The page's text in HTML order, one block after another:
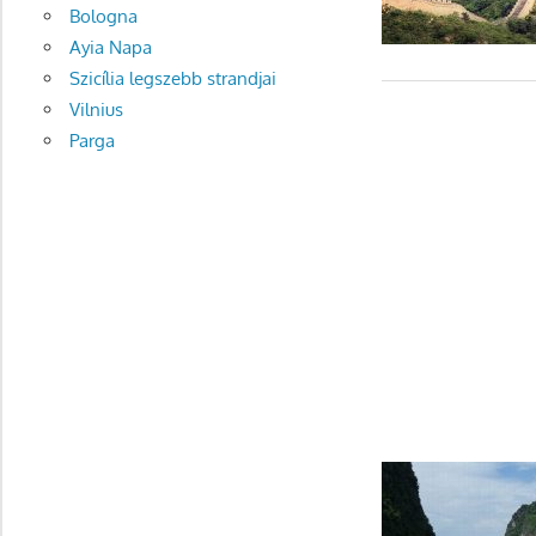
Bologna
Ayia Napa
Szicília legszebb strandjai
Vilnius
Parga